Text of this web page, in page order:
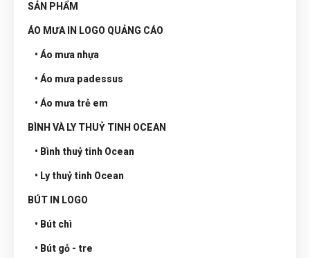
SẢN PHẨM
ÁO MƯA IN LOGO QUẢNG CÁO
• Áo mưa nhựa
• Áo mưa padessus
• Áo mưa trẻ em
BÌNH VÀ LY THUỶ TINH OCEAN
• Bình thuỷ tinh Ocean
• Ly thuỷ tinh Ocean
BÚT IN LOGO
• Bút chì
• Bút gỗ - tre